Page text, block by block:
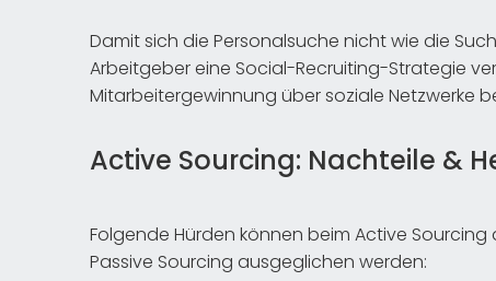
Damit sich die Personalsuche nicht wie die
Arbeitgeber eine Social-Recruiting-Strategie
Mitarbeitergewinnung über soziale Netzwerke
Active Sourcing: Nachteile &
Folgende Hürden können beim Active
Passive Sourcing ausgeglichen werden: